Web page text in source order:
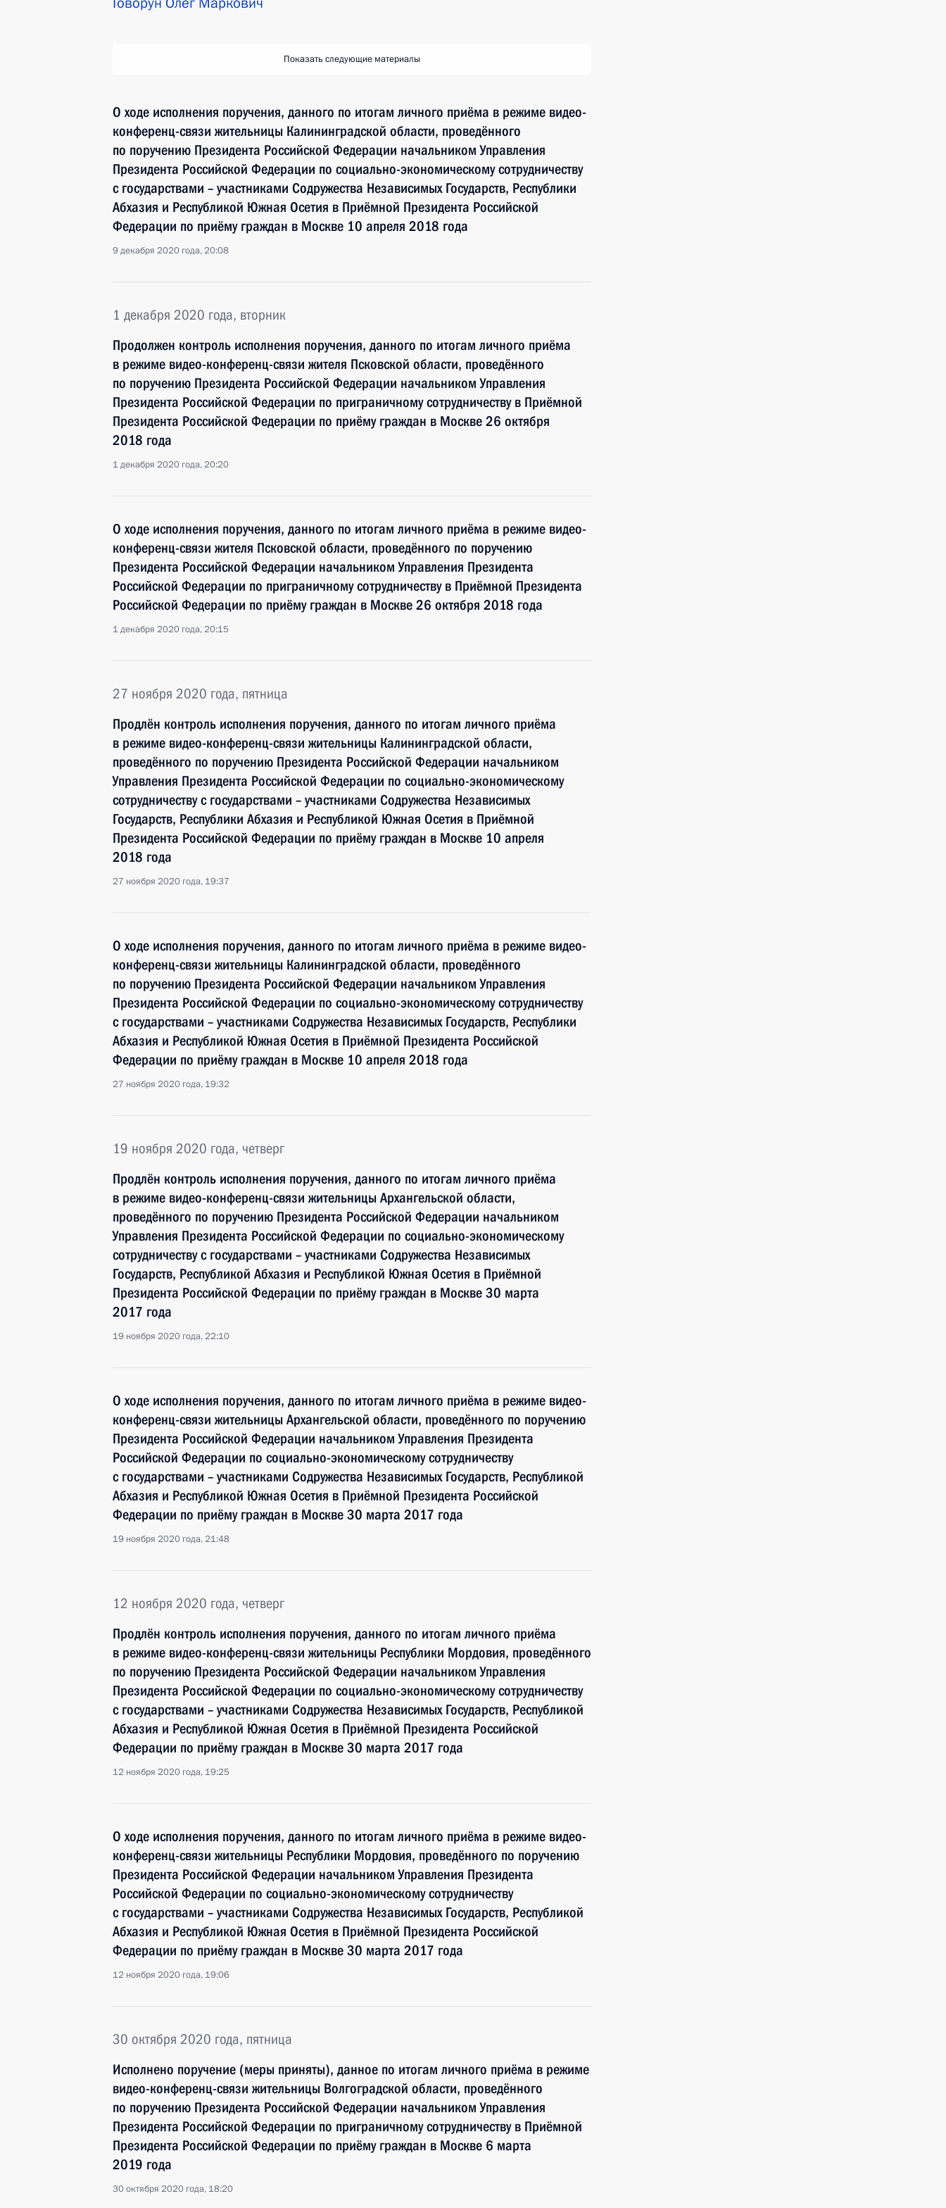
Показать следующие материалы
О ходе исполнения поручения, данного по итогам личного приёма в режиме видео-
конференц-связи жительницы Калининградской области, проведённого
по поручению Президента Российской Федерации начальником Управления
Президента Российской Федерации по социально-экономическому сотрудничеству
с государствами – участниками Содружества Независимых Государств, Республики
Абхазия и Республикой Южная Осетия в Приёмной Президента Российской
Федерации по приёму граждан в Москве 10 апреля 2018 года
9 декабря 2020 года, 20:08
1 декабря 2020 года, вторник
Продолжен контроль исполнения поручения, данного по итогам личного приёма
в режиме видео-конференц-связи жителя Псковской области, проведённого
по поручению Президента Российской Федерации начальником Управления
Президента Российской Федерации по приграничному сотрудничеству в Приёмной
Президента Российской Федерации по приёму граждан в Москве 26 октября
2018 года
1 декабря 2020 года, 20:20
О ходе исполнения поручения, данного по итогам личного приёма в режиме видео-
конференц-связи жителя Псковской области, проведённого по поручению
Президента Российской Федерации начальником Управления Президента
Российской Федерации по приграничному сотрудничеству в Приёмной Президента
Российской Федерации по приёму граждан в Москве 26 октября 2018 года
1 декабря 2020 года, 20:15
27 ноября 2020 года, пятница
Продлён контроль исполнения поручения, данного по итогам личного приёма
в режиме видео-конференц-связи жительницы Калининградской области,
проведённого по поручению Президента Российской Федерации начальником
Управления Президента Российской Федерации по социально-экономическому
сотрудничеству с государствами – участниками Содружества Независимых
Государств, Республики Абхазия и Республикой Южная Осетия в Приёмной
Президента Российской Федерации по приёму граждан в Москве 10 апреля
2018 года
27 ноября 2020 года, 19:37
О ходе исполнения поручения, данного по итогам личного приёма в режиме видео-
конференц-связи жительницы Калининградской области, проведённого
по поручению Президента Российской Федерации начальником Управления
Президента Российской Федерации по социально-экономическому сотрудничеству
с государствами – участниками Содружества Независимых Государств, Республики
Абхазия и Республикой Южная Осетия в Приёмной Президента Российской
Федерации по приёму граждан в Москве 10 апреля 2018 года
27 ноября 2020 года, 19:32
19 ноября 2020 года, четверг
Продлён контроль исполнения поручения, данного по итогам личного приёма
в режиме видео-конференц-связи жительницы Архангельской области,
проведённого по поручению Президента Российской Федерации начальником
Управления Президента Российской Федерации по социально-экономическому
сотрудничеству с государствами – участниками Содружества Независимых
Государств, Республикой Абхазия и Республикой Южная Осетия в Приёмной
Президента Российской Федерации по приёму граждан в Москве 30 марта
2017 года
19 ноября 2020 года, 22:10
О ходе исполнения поручения, данного по итогам личного приёма в режиме видео-
конференц-связи жительницы Архангельской области, проведённого по поручению
Президента Российской Федерации начальником Управления Президента
Российской Федерации по социально-экономическому сотрудничеству
с государствами – участниками Содружества Независимых Государств, Республикой
Абхазия и Республикой Южная Осетия в Приёмной Президента Российской
Федерации по приёму граждан в Москве 30 марта 2017 года
19 ноября 2020 года, 21:48
12 ноября 2020 года, четверг
Продлён контроль исполнения поручения, данного по итогам личного приёма
в режиме видео-конференц-связи жительницы Республики Мордовия, проведённого
по поручению Президента Российской Федерации начальником Управления
Президента Российской Федерации по социально-экономическому сотрудничеству
с государствами – участниками Содружества Независимых Государств, Республикой
Абхазия и Республикой Южная Осетия в Приёмной Президента Российской
Федерации по приёму граждан в Москве 30 марта 2017 года
12 ноября 2020 года, 19:25
О ходе исполнения поручения, данного по итогам личного приёма в режиме видео-
конференц-связи жительницы Республики Мордовия, проведённого по поручению
Президента Российской Федерации начальником Управления Президента
Российской Федерации по социально-экономическому сотрудничеству
с государствами – участниками Содружества Независимых Государств, Республикой
Абхазия и Республикой Южная Осетия в Приёмной Президента Российской
Федерации по приёму граждан в Москве 30 марта 2017 года
12 ноября 2020 года, 19:06
30 октября 2020 года, пятница
Исполнено поручение (меры приняты), данное по итогам личного приёма в режиме
видео-конференц-связи жительницы Волгоградской области, проведённого
по поручению Президента Российской Федерации начальником Управления
Президента Российской Федерации по приграничному сотрудничеству в Приёмной
Президента Российской Федерации по приёму граждан в Москве 6 марта
2019 года
30 октября 2020 года, 18:20